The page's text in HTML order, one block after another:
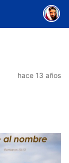
hace 13 años